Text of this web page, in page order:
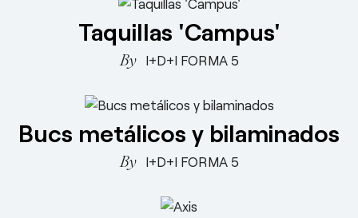
Taquillas 'Campus'
I+D+I FORMA 5
Bucs metálicos y bilaminados
I+D+I FORMA 5